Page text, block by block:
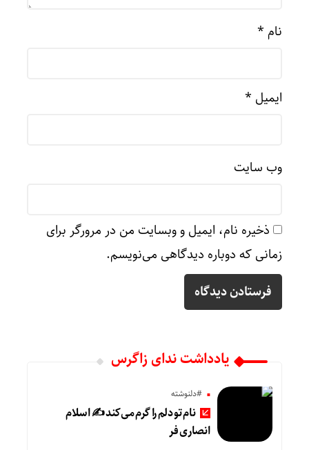
نام *
ایمیل *
وب‌ سایت
ذخیره نام، ایمیل و وبسایت من در مرورگر برای
زمانی که دوباره دیدگاهی می‌نویسم.
یادداشت ندای زاگرس
#دلنوشته
نام تو دلم را گرم می‌کند ✍️ اسلام
انصاری فر